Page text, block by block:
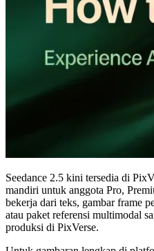
Seedance 2.5 kini tersedia di
mandiri untuk anggota Pro,
bekerja dari teks, gambar frame
atau paket referensi multimodal
produksi di PixVerse.